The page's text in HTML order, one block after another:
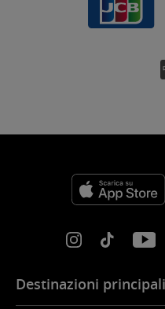
Destinazioni principali